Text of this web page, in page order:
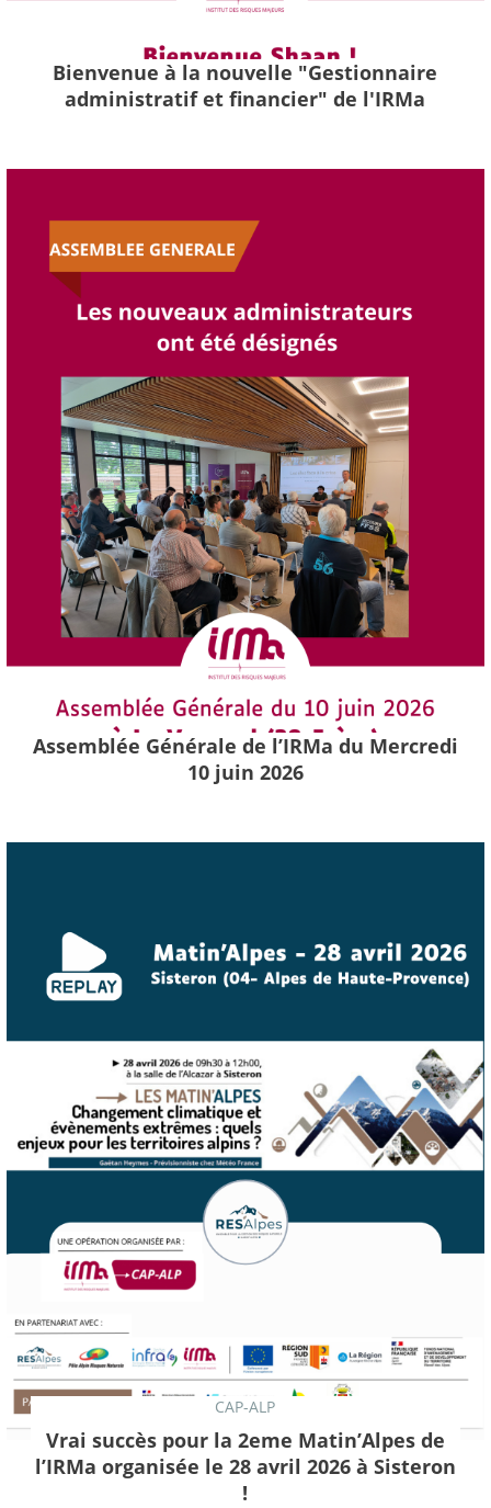
Bienvenue à la nouvelle "Gestionnaire
administratif et financier" de l'IRMa
Assemblée Générale de l’IRMa du Mercredi
10 juin 2026
CAP-ALP
Vrai succès pour la 2eme Matin’Alpes de
l’IRMa organisée le 28 avril 2026 à Sisteron
!